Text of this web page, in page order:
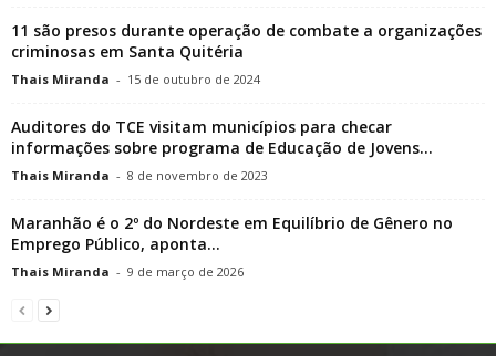
11 são presos durante operação de combate a organizações
criminosas em Santa Quitéria
Thais Miranda - 15 de outubro de 2024
Auditores do TCE visitam municípios para checar
informações sobre programa de Educação de Jovens...
Thais Miranda - 8 de novembro de 2023
Maranhão é o 2º do Nordeste em Equilíbrio de Gênero no
Emprego Público, aponta...
Thais Miranda - 9 de março de 2026